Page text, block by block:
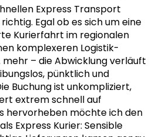
Express Transport
Egal ob es sich um eine
Kurierfahrt im regionalen
komplexeren Logistik-
mehr – die Abwicklung verläuft
pünktlich und
Buchung ist unkompliziert,
extrem schnell auf
hervorheben möchte ich den
Express Kurier: Sensible